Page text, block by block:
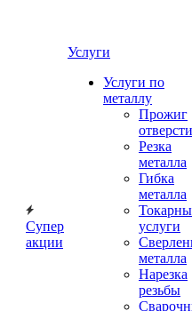
Супер
акции
Услуги
Услуги по
металлу
Прожиг
Резка
металла
Гибка
металла
услуги
металла
Нарезка
резьбы